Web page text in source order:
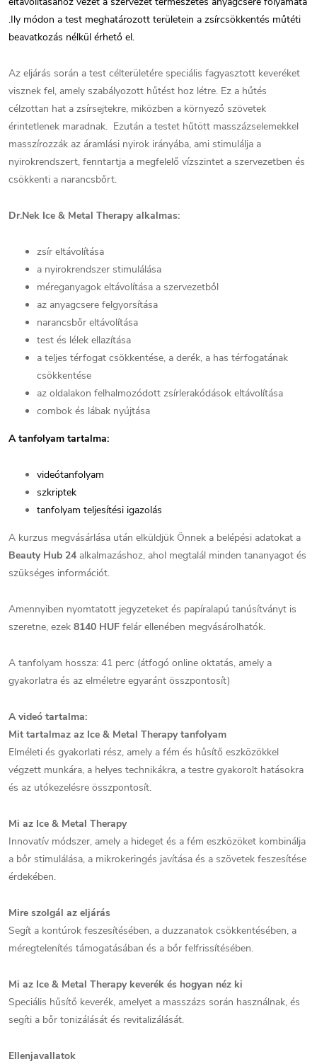
.Ily módon a test meghatározott területein a zsírcsökkentés műtéti
beavatkozás nélkül érhető el.
Az eljárás során a test célterületére speciális fagyasztott keveréket
visznek fel, amely szabályozott hűtést hoz létre. Ez a hűtés
célzottan hat a zsírsejtekre, miközben a környező szövetek
érintetlenek maradnak. Ezután a testet hűtött masszázselemekkel
masszírozzák az áramlási nyirok irányába, ami stimulálja a
nyirokrendszert, fenntartja a megfelelő vízszintet a szervezetben és
csökkenti a narancsbőrt.
Dr.Nek Ice & Metal Therapy alkalmas:
zsír eltávolítása
a nyirokrendszer stimulálása
méreganyagok eltávolítása a szervezetből
az anyagcsere felgyorsítása
narancsbőr eltávolítása
test és lélek ellazítása
a teljes térfogat csökkentése, a derék, a has térfogatának
csökkentése
az oldalakon felhalmozódott zsírlerakódások eltávolítása
combok és lábak nyújtása
A tanfolyam tartalma:
videótanfolyam
szkriptek
tanfolyam teljesítési igazolás
A kurzus megvásárlása után elküldjük Önnek a belépési adatokat a
Beauty Hub 24 alkalmazáshoz, ahol megtalál minden tananyagot és
szükséges információt.
Amennyiben nyomtatott jegyzeteket és papíralapú tanúsítványt is
szeretne, ezek 8140 HUF felár ellenében megvásárolhatók.
A tanfolyam hossza: 41 perc (átfogó online oktatás, amely a
gyakorlatra és az elméletre egyaránt összpontosít)
A videó tartalma:
Mit tartalmaz az Ice & Metal Therapy tanfolyam
Elméleti és gyakorlati rész, amely a fém és hűsítő eszközökkel
végzett munkára, a helyes technikákra, a testre gyakorolt hatásokra
és az utókezelésre összpontosít.
Mi az Ice & Metal Therapy
Innovatív módszer, amely a hideget és a fém eszközöket kombinálja
a bőr stimulálása, a mikrokeringés javítása és a szövetek feszesítése
érdekében.
Mire szolgál az eljárás
Segít a kontúrok feszesítésében, a duzzanatok csökkentésében, a
méregtelenítés támogatásában és a bőr felfrissítésében.
Mi az Ice & Metal Therapy keverék és hogyan néz ki
Speciális hűsítő keverék, amelyet a masszázs során használnak, és
segíti a bőr tonizálását és revitalizálását.
Ellenjavallatok